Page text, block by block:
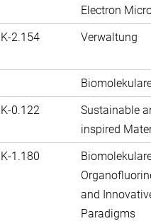
Electron
K-2.154 Verwaltung
K-0.122
Sustainable
inspired
K-1.180
and
Paradigms